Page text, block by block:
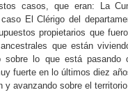
casos, que eran: La
El Clérigo del
propietarios que
que están
lo que está pasando
fuerte en lo últimos diez
avanzando sobre el